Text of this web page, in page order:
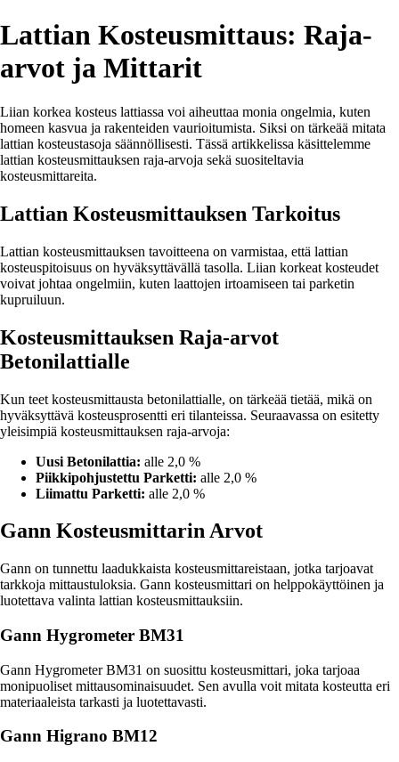
Lattian Kosteusmittaus: Raja-
arvot ja Mittarit
Liian korkea kosteus lattiassa voi aiheuttaa monia ongelmia, kuten
homeen kasvua ja rakenteiden vaurioitumista. Siksi on tärkeää mitata
lattian kosteustasoja säännöllisesti. Tässä artikkelissa käsittelemme
lattian kosteusmittauksen raja-arvoja sekä suositeltavia
kosteusmittareita.
Lattian Kosteusmittauksen Tarkoitus
Lattian kosteusmittauksen tavoitteena on varmistaa, että lattian
kosteuspitoisuus on hyväksyttävällä tasolla. Liian korkeat kosteudet
voivat johtaa ongelmiin, kuten laattojen irtoamiseen tai parketin
kupruiluun.
Kosteusmittauksen Raja-arvot
Betonilattialle
Kun teet kosteusmittausta betonilattialle, on tärkeää tietää, mikä on
hyväksyttävä kosteusprosentti eri tilanteissa. Seuraavassa on esitetty
yleisimpiä kosteusmittauksen raja-arvoja:
Uusi Betonilattia: alle 2,0 %
Piikkipohjustettu Parketti: alle 2,0 %
Liimattu Parketti: alle 2,0 %
Gann Kosteusmittarin Arvot
Gann on tunnettu laadukkaista kosteusmittareistaan, jotka tarjoavat
tarkkoja mittaustuloksia. Gann kosteusmittari on helppokäyttöinen ja
luotettava valinta lattian kosteusmittauksiin.
Gann Hygrometer BM31
Gann Hygrometer BM31 on suosittu kosteusmittari, joka tarjoaa
monipuoliset mittausominaisuudet. Sen avulla voit mitata kosteutta eri
materiaaleista tarkasti ja luotettavasti.
Gann Higrano BM12